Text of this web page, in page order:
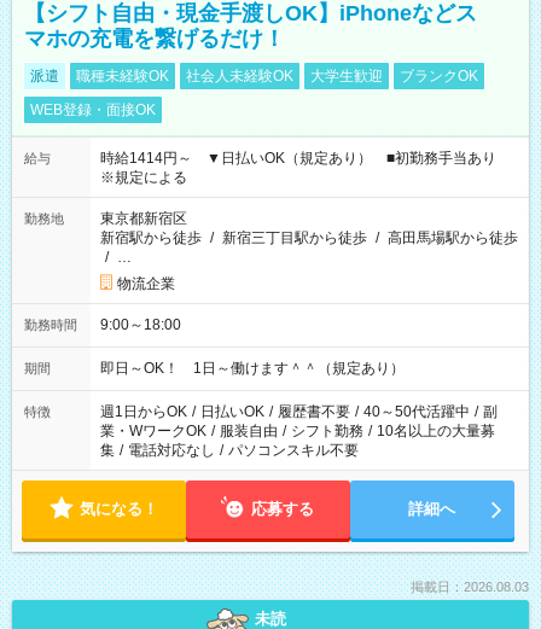
【シフト自由・現金手渡しOK】iPhoneなどス
マホの充電を繋げるだけ！
派遣 職種未経験OK 社会人未経験OK 大学生歓迎
ブランクOK
WEB登録・面接OK
給与
時給1414円～ ▼日払いOK（規定あり） ■初勤務手当あり
※規定による
勤務地
東京都新宿区
新宿駅から徒歩 / 新宿三丁目駅から徒歩 / 高田馬場駅から徒歩
/ …
物流企業
勤務時間 9:00～18:00
期間 即日～OK！ 1日～働けます＾＾（規定あり）
特徴 週1日からOK / 日払いOK / 履歴書不要 / 40～50代活躍中 / 副
業・WワークOK / 服装自由 / シフト勤務 / 10名以上の大量募
集 / 電話対応なし / パソコンスキル不要
気になる！ 応募する 詳細へ
掲載日：2026.08.03
未読